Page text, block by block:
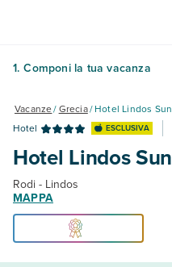
1. Componi la tua vacanza
Vacanze/Grecia/Hotel Lindos Sun
Hotel
ESCLUSIVA
Hotel Lindos Sun
Rodi - Lindos
MAPPA